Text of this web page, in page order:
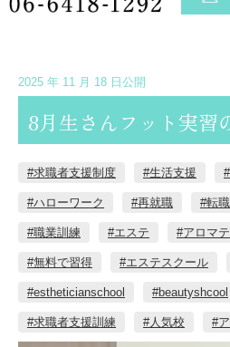
2025 年 11 月 18 日公開
8月生さんフット実習
#求職者支援制度 #生活支援
#ハローワーク #再就職 #転職
#職業訓練 #エステ #アロマ
#無料で習得 #エステスクール
#estheticianschool #beautyshcool
#求職者支援訓練 #人気校 #